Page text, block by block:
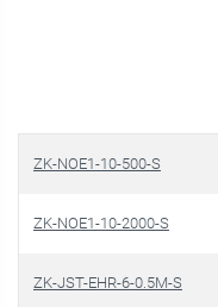
ZK-NOE1-10-500-S
ZK-NOE1-10-2000-S
ZK-JST-EHR-6-0.5M-S